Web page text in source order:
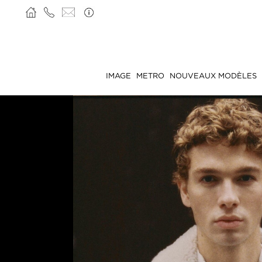
IMAGE METRO NOUVEAUX MODÈLES